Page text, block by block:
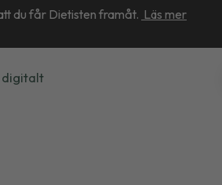
du får Dietisten framåt. Läs mer
digitalt